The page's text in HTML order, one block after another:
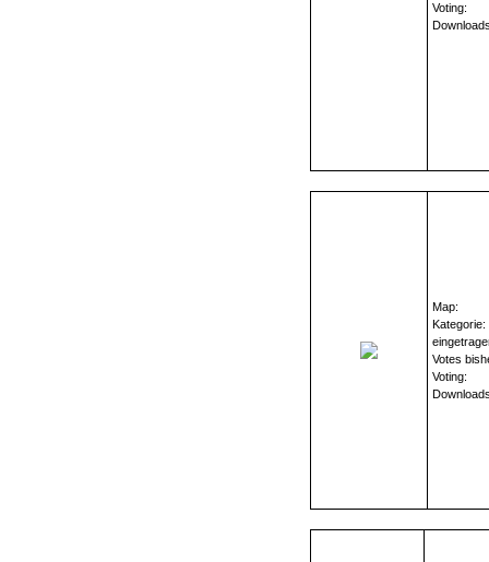
Voting:
Map:
Kategorie:
Votes
Voting: